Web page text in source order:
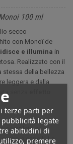
terze parti per
legate
abitudini di
premere
100 ml
secco
con Monoï de
e illumina in
Realizzato con il
stessa della bellezza
leggera e dalla
senza
completo e
corpo e capelli. La